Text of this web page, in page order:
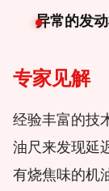
异常的发
专家见解
经验丰富的技
油尺来发现延
有烧焦味的机